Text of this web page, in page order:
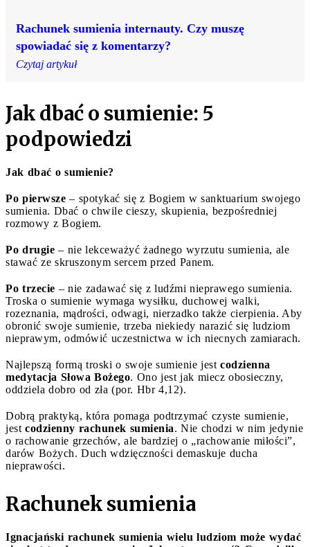
Rachunek sumienia internauty. Czy muszę
spowiadać się z komentarzy?
Czytaj artykuł
Jak dbać o sumienie: 5
podpowiedzi
Jak dbać o sumienie?
Po pierwsze – spotykać się z Bogiem w sanktuarium swojego
sumienia. Dbać o chwile cieszy, skupienia, bezpośredniej
rozmowy z Bogiem.
Po drugie – nie lekceważyć żadnego wyrzutu sumienia, ale
stawać ze skruszonym sercem przed Panem.
Po trzecie – nie zadawać się z ludźmi nieprawego sumienia.
Troska o sumienie wymaga wysiłku, duchowej walki,
rozeznania, mądrości, odwagi, nierzadko także cierpienia. Aby
obronić swoje sumienie, trzeba niekiedy narazić się ludziom
nieprawym, odmówić uczestnictwa w ich niecnych zamiarach.
Najlepszą formą troski o swoje sumienie jest codzienna
medytacja Słowa Bożego. Ono jest jak miecz obosieczny,
oddziela dobro od zła (por. Hbr 4,12).
Dobrą praktyką, która pomaga podtrzymać czyste sumienie,
jest codzienny rachunek sumienia. Nie chodzi w nim jedynie
o rachowanie grzechów, ale bardziej o „rachowanie miłości”,
darów Bożych. Duch wdzięczności demaskuje ducha
nieprawości.
Rachunek sumienia
Ignacjański rachunek sumienia wielu ludziom może wydać